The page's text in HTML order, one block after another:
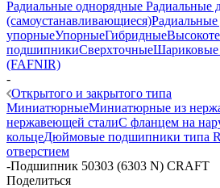
Радиальные однорядные Радиальные
(самоустанавливающиеся)
упорныеУпорныеГибридные
подшипникиСверхточные
(FAFNIR)
-
Открытого и закрытого типа
МиниатюрныеМиниатюрные из
нержавеющей сталиС фланцем на
кольцеДюймовые подшипники типа R
отверстием
-Подшипник 50303 (6303 N) CRAFT
Поделиться